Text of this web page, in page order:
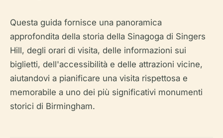
Questa guida fornisce una panoramica
approfondita della storia della Sinagoga di Singers
Hill, degli orari di visita, delle informazioni sui
biglietti, dell'accessibilità e delle attrazioni vicine,
aiutandovi a pianificare una visita rispettosa e
memorabile a uno dei più significativi monumenti
storici di Birmingham.